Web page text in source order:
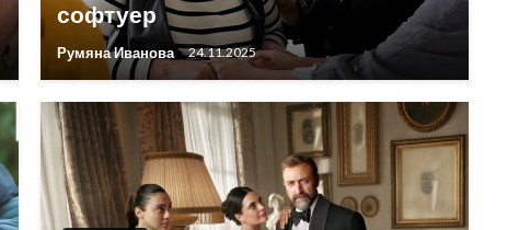
софтуер
Румяна Иванова 24.11.2025